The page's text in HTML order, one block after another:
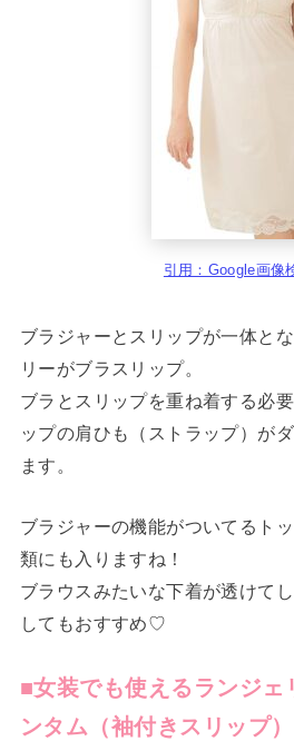
引用：Google画像
ブラジャーとスリップが一体と
リーがブラスリップ。
ブラとスリップを重ね着する必
ップの肩ひも（ストラップ）が
ます。
ブラジャーの機能がついてるト
類にも入りますね！
ブラウスみたいな下着が透けて
してもおすすめ♡
■女装でも使えるランジ
ンタム（袖付きスリップ）